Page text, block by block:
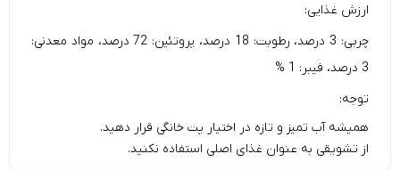
ارزش غذایی:
چربی: 3 درصد، رطوبت: 18 درصد، پروتئین: 72 درصد، مواد معدنی:
3 درصد، فیبر: 1 %
توجه:
همیشه آب تمیز و تازه در اختیار پت خانگی قرار دهید.
از تشویقی به عنوان غذای اصلی استفاده نکنید.